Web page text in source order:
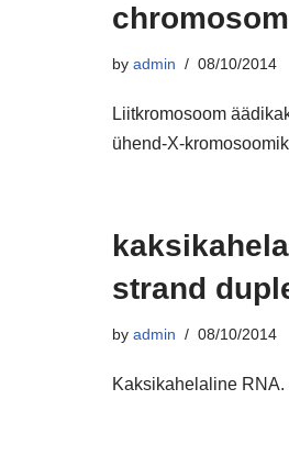
by admin 08/10/2014
Liitkromosoom
ühend-X-
strand
by admin 08/10/2014
Kaksikahelaline RNA.